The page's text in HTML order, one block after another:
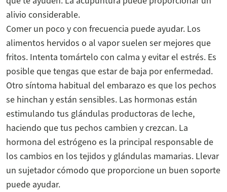
alivio considerable.
Comer un poco y con frecuencia puede ayudar. Los
alimentos hervidos o al vapor suelen ser mejores que
fritos. Intenta tomártelo con calma y evitar el estrés. Es
posible que tengas que estar de baja por enfermedad.
Otro síntoma habitual del embarazo es que los pechos
se hinchan y están sensibles. Las hormonas están
estimulando tus glándulas productoras de leche,
haciendo que tus pechos cambien y crezcan. La
hormona del estrógeno es la principal responsable de
los cambios en los tejidos y glándulas mamarias. Llevar
un sujetador cómodo que proporcione un buen soporte
puede ayudar.